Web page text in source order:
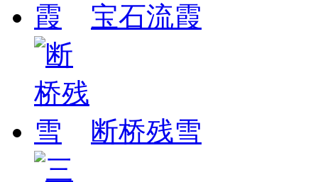
宝石流霞
断桥残雪